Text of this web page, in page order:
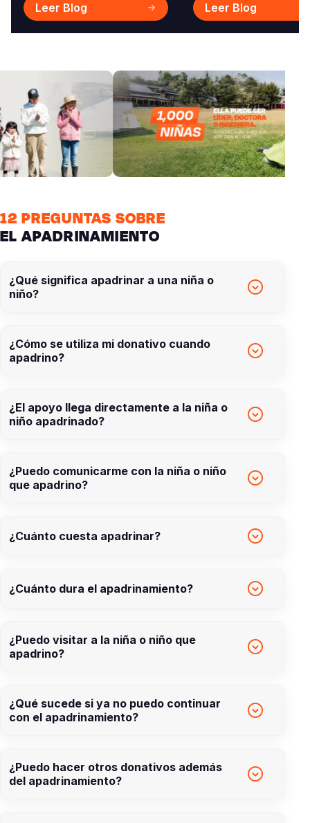
Leer Blog Leer Blog
12 PREGUNTAS SOBRE
EL APADRINAMIENTO
¿Qué significa apadrinar a una niña o
niño?
¿Cómo se utiliza mi donativo cuando
apadrino?
¿El apoyo llega directamente a la niña o
niño apadrinado?
¿Puedo comunicarme con la niña o niño
que apadrino?
¿Cuánto cuesta apadrinar?
¿Cuánto dura el apadrinamiento?
¿Puedo visitar a la niña o niño que
apadrino?
¿Qué sucede si ya no puedo continuar
con el apadrinamiento?
¿Puedo hacer otros donativos además
del apadrinamiento?